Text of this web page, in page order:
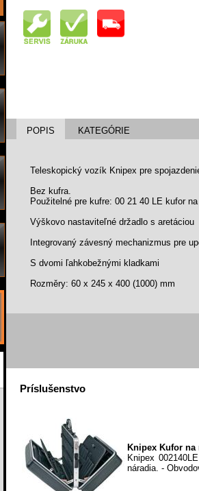
POPIS KATEGÓRIE
Teleskopický vozík Knipex pre
Bez kufra.
Použitelné pre kufre: 00 21 40 LE kufor
Výškovo nastaviteľné držadlo s aretáciou
Integrovaný závesný mechanizmus pre
S dvomi ľahkobežnými kladkami
Rozměry: 60 x 245 x 400 (1000) mm
Príslušenstvo
Knipex Kufor na
Knipex
náradia. -